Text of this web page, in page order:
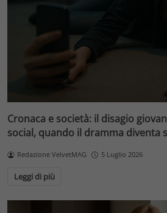
Cronaca e società: il disagio
social, quando il dramma diventa
Redazione VelvetMAG 5 Luglio 2026
Leggi di più